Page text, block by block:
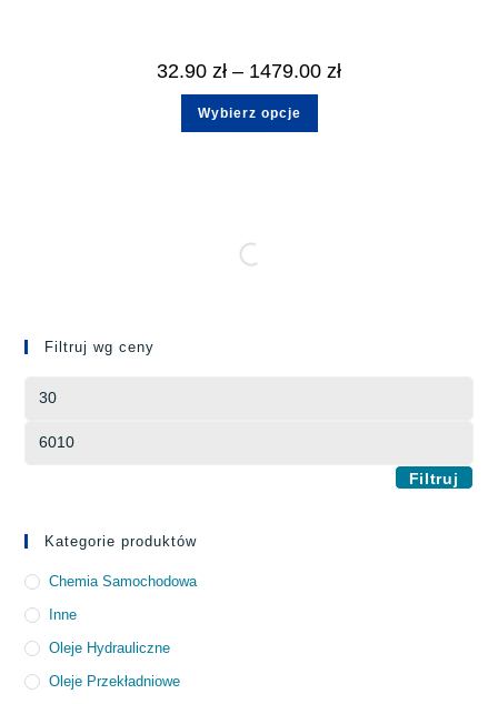
32.90 zł – 1479.00 zł
Wybierz opcje
Filtruj wg ceny
Filtruj
Kategorie produktów
Chemia Samochodowa
Inne
Oleje Hydrauliczne
Oleje Przekładniowe